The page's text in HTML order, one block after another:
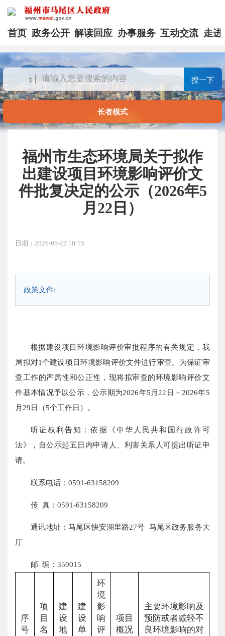
首页 政务公开 解读回应 办事服务 互动交流 走进
搜一下
长者模式
福州市生态环境局关于拟作
出建设项目环境影响评价文
件批复决定的公示（2026年5
月22日）
日期：2026-05-22 10:15
政策文件:
根据建设项目环境影响评价审批程序的有关规定，我
局拟对1个建设项目环境影响评价文件进行审查。为保证审
查工作的严肃性和公正性，现将拟审查的环境影响评价文
件基本情况予以公示，公示期为2026年5月22日－2026年5
月29日（5个工作日）。
听证权利告知：依据《中华人民共和国行政许可
法》，自公示起五日内申请人、利害关系人可提出听证申
请。
联系电话：0591-63158209
传 真：0591-63158209
通讯地址：马尾区快安湖里路27号 马尾区政务服务大
厅
邮 编：350015
序
号
项
目
名
建
设
地
建
设
单
环
境
影
响
评
项目
概况
主要环境影响及
预防或者减轻不
良环境影响的对